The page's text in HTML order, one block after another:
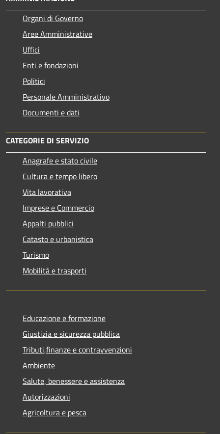
Organi di Governo
Aree Amministrative
Uffici
Enti e fondazioni
Politici
Personale Amministrativo
Documenti e dati
CATEGORIE DI SERVIZIO
Anagrafe e stato civile
Cultura e tempo libero
Vita lavorativa
Imprese e Commercio
Appalti pubblici
Catasto e urbanistica
Turismo
Mobilità e trasporti
Educazione e formazione
Giustizia e sicurezza pubblica
Tributi,finanze e contravvenzioni
Ambiente
Salute, benessere e assistenza
Autorizzazioni
Agricoltura e pesca